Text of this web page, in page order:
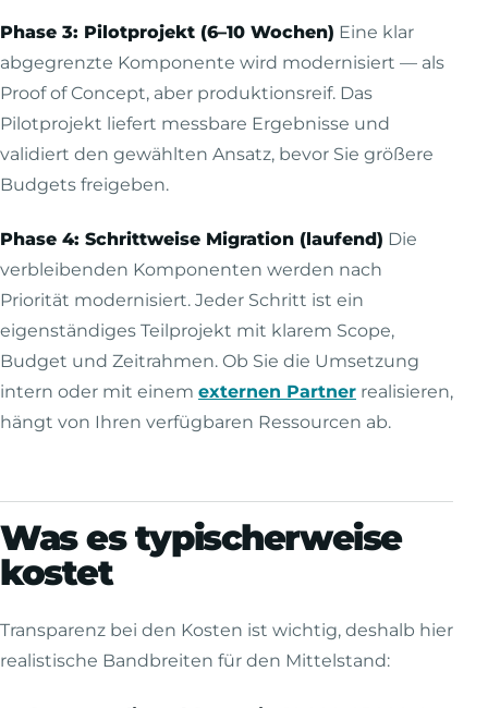
Phase 3: Pilotprojekt (6–10 Wochen) Eine klar
abgegrenzte Komponente wird modernisiert — als
Proof of Concept, aber produktionsreif. Das
Pilotprojekt liefert messbare Ergebnisse und
validiert den gewählten Ansatz, bevor Sie größere
Budgets freigeben.
Phase 4: Schrittweise Migration (laufend) Die
verbleibenden Komponenten werden nach
Priorität modernisiert. Jeder Schritt ist ein
eigenständiges Teilprojekt mit klarem Scope,
Budget und Zeitrahmen. Ob Sie die Umsetzung
intern oder mit einem externen Partner realisieren,
hängt von Ihren verfügbaren Ressourcen ab.
Was es typischerweise
kostet
Transparenz bei den Kosten ist wichtig, deshalb hier
realistische Bandbreiten für den Mittelstand: